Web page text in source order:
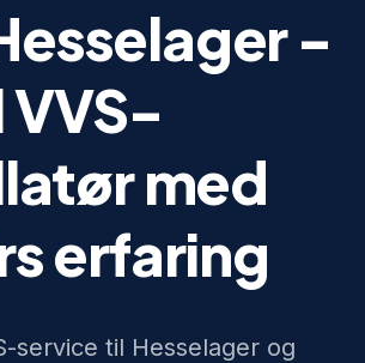
-
VVS-
med
erfaring
service til Hesselager og